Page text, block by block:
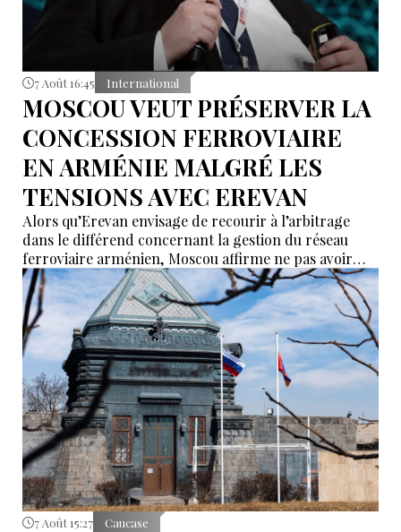
7 Août 16:45 International
MOSCOU VEUT PRÉSERVER LA
CONCESSION FERROVIAIRE
EN ARMÉNIE MALGRÉ LES
TENSIONS AVEC EREVAN
Alors qu’Erevan envisage de recourir à l’arbitrage
dans le différend concernant la gestion du réseau
ferroviaire arménien, Moscou affirme ne pas avoir
reçu de demande officielle visant à mettre fin à la
concession du « Chemin de fer du Caucase du Sud ».
Le vice-Premier ministre russe Alexeï Overchouk
défend la poursuite de la concession et appelle au
dialogue.
7 Août 15:27 Caucase